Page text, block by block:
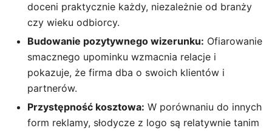
doceni praktycznie każdy, niezależnie od branży
czy wieku odbiorcy.
Budowanie pozytywnego wizerunku: Ofiarowanie
smacznego upominku wzmacnia relacje i
pokazuje, że firma dba o swoich klientów i
partnerów.
Przystępność kosztowa: W porównaniu do innych
form reklamy, słodycze z logo są relatywnie tanim